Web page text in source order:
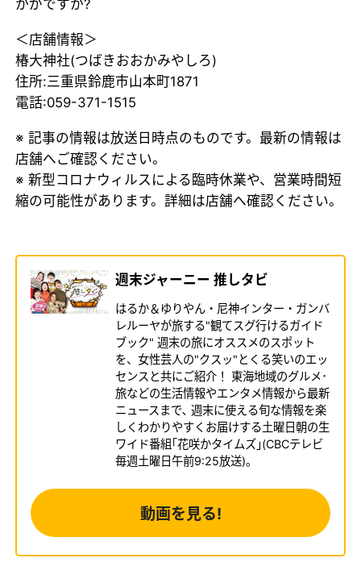
かがですか?
＜店舗情報＞
椿大神社(つばきおおかみやしろ)
住所:三重県鈴鹿市山本町1871
電話:059-371-1515
※ 記事の情報は放送日時点のものです。最新の情報は
店舗へご確認ください。
※ 新型コロナウィルスによる臨時休業や、営業時間短
縮の可能性があります。詳細は店舗へ確認ください。
週末ジャーニー 推しタビ
はるか＆ゆりやん・尼神インター・ガンバ
レルーヤが旅する"観てスグ行けるガイド
ブック" 週末の旅にオススメのスポット
を、女性芸人の"クスッ"とくる笑いのエッ
センスと共にご紹介！ 東海地域のグルメ･
旅などの生活情報やエンタメ情報から最新
ニュースまで､ 週末に使える旬な情報を楽
しくわかりやすくお届けする土曜日朝の生
ワイド番組｢花咲かタイムズ｣(CBCテレビ
毎週土曜日午前9:25放送)｡
動画を見る!